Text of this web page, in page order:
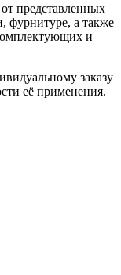
представленных
фурнитуре, а также
и
заказу
её применения.